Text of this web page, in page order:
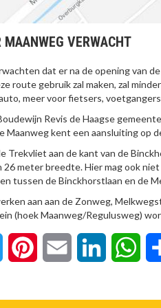
MAANWEG VERWACHT
dat er na de opening van
route gebruik zal maken, zal
meer voor fietsers,
Revis de Haagse
Maanweg kent een aansluiting op
Trekvliet aan de kant van de
26 meter breedte. Hier mag ook
tussen de Binckhorstlaan en de
aan aan de Zonweg,
(hoek Maanweg/Regulusweg)
Twitter Pinterest Email LinkedIn